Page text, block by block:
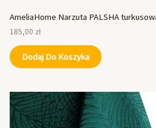
AmeliaHome Narzuta PALSHA
185,00 zł
Dodaj Do Koszyka